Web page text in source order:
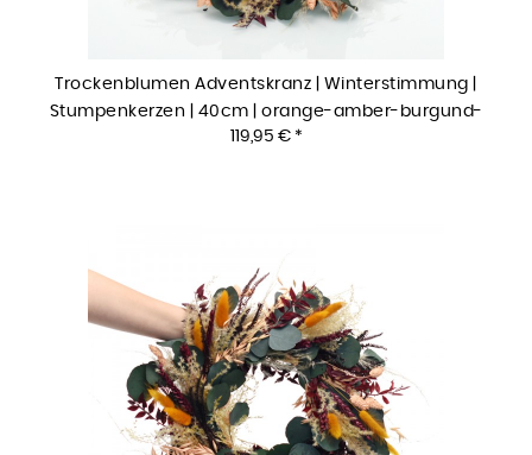
Trockenblumen Adventskranz | Winterstimmung |
Stumpenkerzen | 40cm | orange-amber-burgund-
natur-grün
119,95 € *